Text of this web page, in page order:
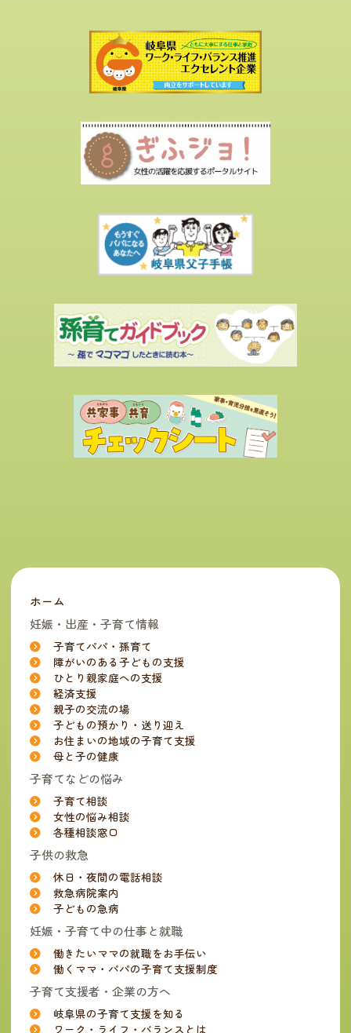
ホーム
妊娠・出産・子育て情報
子育てパパ・孫育て
障がいのある子どもの支援
ひとり親家庭への支援
経済支援
親子の交流の場
子どもの預かり・送り迎え
お住まいの地域の子育て支援
母と子の健康
子育てなどの悩み
子育て相談
女性の悩み相談
各種相談窓口
子供の救急
休日・夜間の電話相談
救急病院案内
子どもの急病
妊娠・子育て中の仕事と就職
働きたいママの就職をお手伝い
働くママ・パパの子育て支援制度
子育て支援者・企業の方へ
岐阜県の子育て支援を知る
ワーク・ライフ・バランスとは